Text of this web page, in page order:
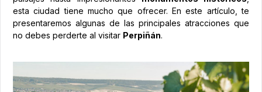
esta ciudad tiene mucho que ofrecer. En este artículo, te
presentaremos algunas de las principales atracciones que
no debes perderte al visitar Perpiñán.